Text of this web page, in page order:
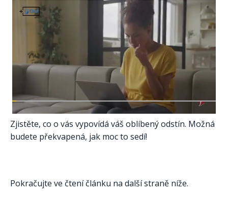
Zjistěte, co o vás vypovídá váš oblíbený odstín. Možná
budete překvapená, jak moc to sedí!
Pokračujte ve čtení článku na další straně níže.